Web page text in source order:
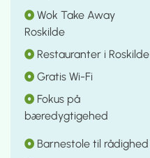
Wok Take Away
Roskilde
Restauranter i Roskilde
Gratis Wi-Fi
Fokus på
bæredygtigehed
Barnestole til rådighed